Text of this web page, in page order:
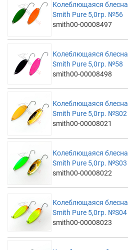
Колеблющаяся блесна
Smith Pure 5,0гр. №56
smith00-00008497
Колеблющаяся блесна
Smith Pure 5,0гр. №58
smith00-00008498
Колеблющаяся блесна
Smith Pure 5,0гр. №S02
smith00-00008021
Колеблющаяся блесна
Smith Pure 5,0гр. №S03
smith00-00008022
Колеблющаяся блесна
Smith Pure 5,0гр. №S04
smith00-00008023